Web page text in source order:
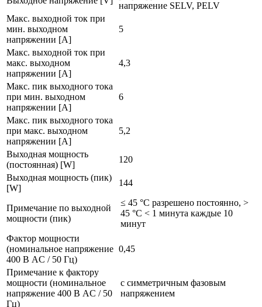
напряжение SELV, PELV
Макс. выходной ток при
мин. выходном
напряжении [A]
5
Макс. выходной ток при
макс. выходном
напряжении [A]
4,3
Макс. пик выходного тока
при мин. выходном
напряжении [A]
6
Макс. пик выходного тока
при макс. выходном
напряжении [A]
5,2
Выходная мощность
(постоянная) [W]
120
Выходная мощность (пик)
[W]
144
Примечание по выходной
мощности (пик)
≤ 45 °C разрешено постоянно, >
45 °C < 1 минута каждые 10
минут
Фактор мощности
(номинальное напряжение
400 В AC / 50 Гц)
0,45
Примечание к фактору
мощности (номинальное
напряжение 400 В AC / 50
Гц)
с симметричным фазовым
напряжением